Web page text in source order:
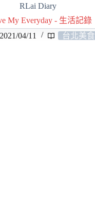
RLai Diary
My Everyday - 生活記錄
2021/04/11
台北美食